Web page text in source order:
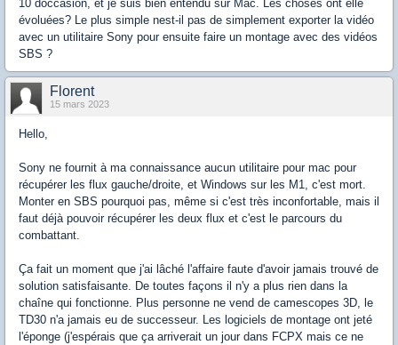
10 doccasion, et je suis bien entendu sur Mac. Les choses ont elle
évoluées? Le plus simple nest-il pas de simplement exporter la vidéo
avec un utilitaire Sony pour ensuite faire un montage avec des vidéos
SBS ?
Florent
15 mars 2023
Hello,
Sony ne fournit à ma connaissance aucun utilitaire pour mac pour
récupérer les flux gauche/droite, et Windows sur les M1, c'est mort.
Monter en SBS pourquoi pas, même si c'est très inconfortable, mais il
faut déjà pouvoir récupérer les deux flux et c'est le parcours du
combattant.
Ça fait un moment que j'ai lâché l'affaire faute d'avoir jamais trouvé de
solution satisfaisante. De toutes façons il n'y a plus rien dans la
chaîne qui fonctionne. Plus personne ne vend de camescopes 3D, le
TD30 n'a jamais eu de successeur. Les logiciels de montage ont jeté
l'éponge (j'espérais que ça arriverait un jour dans FCPX mais ce ne